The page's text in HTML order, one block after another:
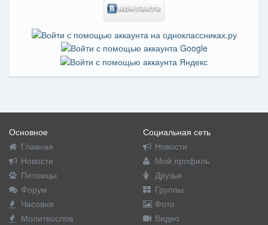
Основное
Главная
Новости
Питомцы
Форум
Часовня
Молитвослов
Социальная сеть
Новости
Мой профиль
Друзья
Группы
Фото
Видео